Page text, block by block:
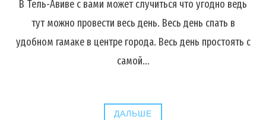
В Тель-Авиве с вами может случиться что угодно ведь
тут можно провести весь день. Весь день спать в
удобном гамаке в центре города. Весь день простоять с
самой…
ДАЛЬШЕ